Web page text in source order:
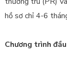
hồ sơ chỉ 4-6
Chương trình